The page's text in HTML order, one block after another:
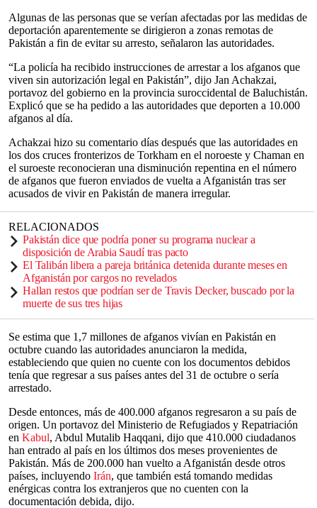
Algunas de las personas que se verían afectadas por las medidas de
deportación aparentemente se dirigieron a zonas remotas de
Pakistán a fin de evitar su arresto, señalaron las autoridades.
“La policía ha recibido instrucciones de arrestar a los afganos que
viven sin autorización legal en Pakistán”, dijo Jan Achakzai,
portavoz del gobierno en la provincia suroccidental de Baluchistán.
Explicó que se ha pedido a las autoridades que deporten a 10.000
afganos al día.
Achakzai hizo su comentario días después que las autoridades en
los dos cruces fronterizos de Torkham en el noroeste y Chaman en
el suroeste reconocieran una disminución repentina en el número
de afganos que fueron enviados de vuelta a Afganistán tras ser
acusados ​​de vivir en Pakistán de manera irregular.
RELACIONADOS
Pakistán dice que podría poner su programa nuclear a
disposición de Arabia Saudí tras pacto
El Talibán libera a pareja británica detenida durante meses en
Afganistán por cargos no revelados
Hallan restos que podrían ser de Travis Decker, buscado por la
muerte de sus tres hijas
Se estima que 1,7 millones de afganos vivían en Pakistán en
octubre cuando las autoridades anunciaron la medida,
estableciendo que quien no cuente con los documentos debidos
tenía que regresar a sus países antes del 31 de octubre o sería
arrestado.
Desde entonces, más de 400.000 afganos regresaron a su país de
origen. Un portavoz del Ministerio de Refugiados y Repatriación
en Kabul, Abdul Mutalib Haqqani, dijo que 410.000 ciudadanos
han entrado al país en los últimos dos meses provenientes de
Pakistán. Más de 200.000 han vuelto a Afganistán desde otros
países, incluyendo Irán, que también está tomando medidas
enérgicas contra los extranjeros que no cuenten con la
documentación debida, dijo.